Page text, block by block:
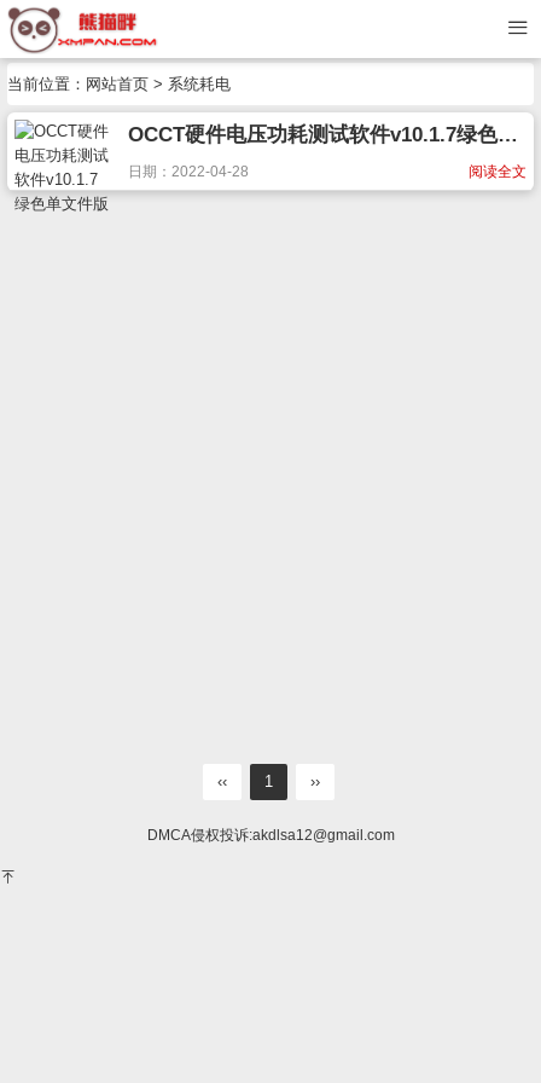
当前位置： 网站首页 > 系统耗电
OCCT硬件电压功耗测试软件v10.1.7绿色单文件版
阅读全文
日期：2022-04-28
‹‹ 1 ››
DMCA侵权投诉:akdlsa12@gmail.com